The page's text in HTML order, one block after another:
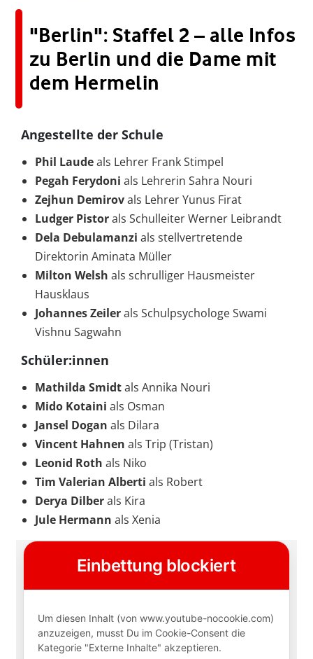
"Berlin": Staffel 2 – alle Infos
zu Berlin und die Dame mit
dem Hermelin
Angestellte der Schule
Phil Laudeals Lehrer Frank Stimpel
Pegah Ferydoni als Lehrerin Sahra Nouri
Zejhun Demirovals Lehrer Yunus Firat
Ludger Pistorals Schulleiter Werner Leibrandt
Dela Debulamanzi als stellvertretende
Direktorin Aminata Müller
Milton Welsh als schrulliger Hausmeister
Hausklaus
Johannes Zeilerals Schulpsychologe Swami
Vishnu Sagwahn
Schüler:innen
Mathilda Smidtals Annika Nouri
Mido Kotaini als Osman
Jansel Dogan als Dilara
Vincent Hahnen als Trip (Tristan)
Leonid Roth als Niko
Tim Valerian Alberti als Robert
Derya Dilberals Kira
Jule Hermann als Xenia